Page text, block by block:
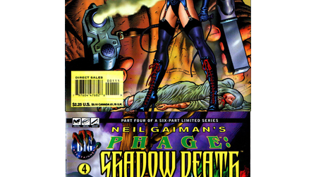
Wedding Wear CBBE SSE BodySlide (with Physics)
Работы Тестера 55
Наёмный оборотень
Небесный воин
Немного героев меча и магии
Расширенная версия Х3